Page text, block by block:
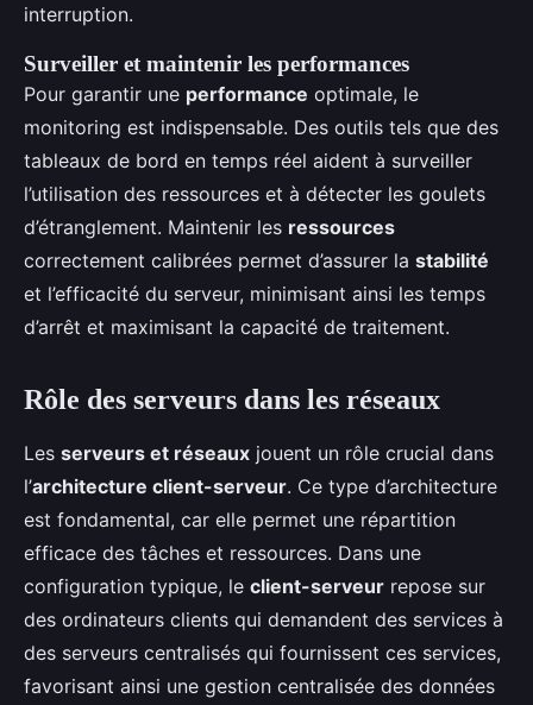
interruption.
Surveiller et maintenir les performances
Pour garantir une performance optimale, le
monitoring est indispensable. Des outils tels que des
tableaux de bord en temps réel aident à surveiller
l’utilisation des ressources et à détecter les goulets
d’étranglement. Maintenir les ressources
correctement calibrées permet d’assurer la stabilité
et l’efficacité du serveur, minimisant ainsi les temps
d’arrêt et maximisant la capacité de traitement.
Rôle des serveurs dans les réseaux
Les serveurs et réseaux jouent un rôle crucial dans
l’architecture client-serveur. Ce type d’architecture
est fondamental, car elle permet une répartition
efficace des tâches et ressources. Dans une
configuration typique, le client-serveur repose sur
des ordinateurs clients qui demandent des services à
des serveurs centralisés qui fournissent ces services,
favorisant ainsi une gestion centralisée des données